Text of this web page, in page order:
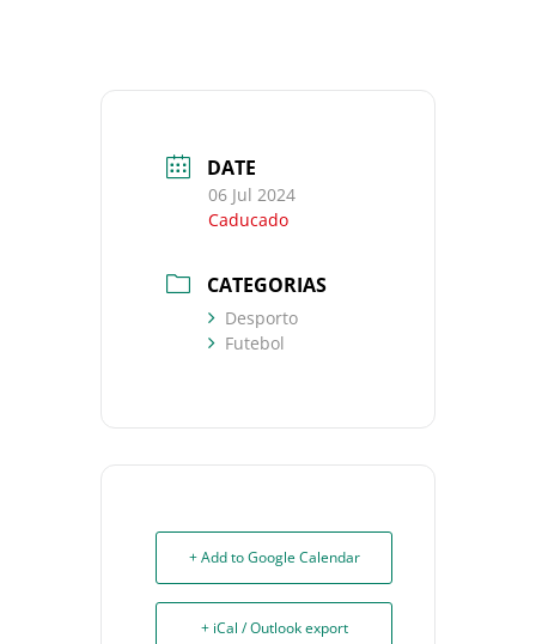
DATE
06 Jul 2024
Caducado
CATEGORIAS
Desporto
Futebol
+ Add to Google Calendar
+ iCal / Outlook export